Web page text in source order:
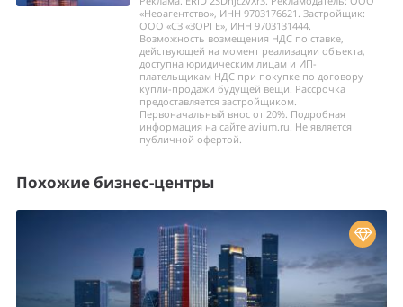
«Неоагентство», ИНН 9703176621. Застройщик:
ООО «СЗ «ЗОРГЕ», ИНН 9703131444.
Возможность возмещения НДС по ставке,
действующей на момент реализации объекта,
доступна юридическим лицам и ИП-
плательщикам НДС при покупке по договору
купли-продажи будущей вещи. Рассрочка
предоставляется застройщиком.
Первоначальный внос от 20%. Подробная
информация на сайте avium.ru. Не является
публичной офертой.
Похожие бизнес-центры